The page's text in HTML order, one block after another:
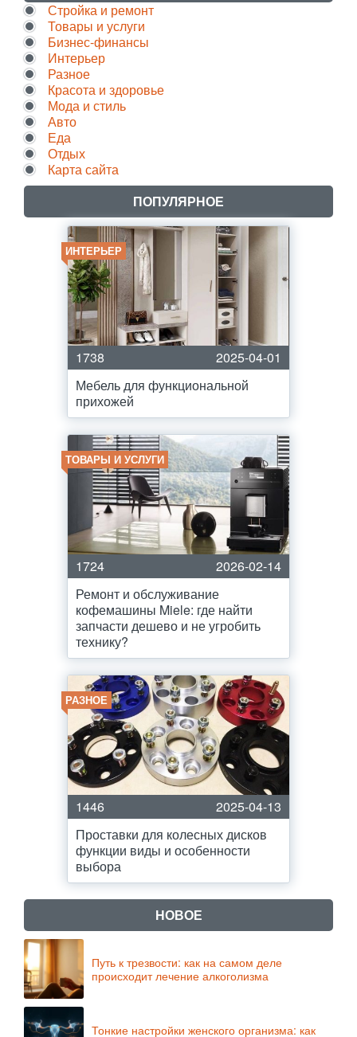
Стройка и ремонт
Товары и услуги
Бизнес-финансы
Интерьер
Разное
Красота и здоровье
Мода и стиль
Авто
Еда
Отдых
Карта сайта
ПОПУЛЯРНОЕ
ИНТЕРЬЕР
1738
2025-04-01
Мебель для функциональной
прихожей
ТОВАРЫ И УСЛУГИ
1724
2026-02-14
Ремонт и обслуживание
кофемашины Miele: где найти
запчасти дешево и не угробить
технику?
РАЗНОЕ
1446
2025-04-13
Проставки для колесных дисков
функции виды и особенности
выбора
НОВОЕ
Путь к трезвости: как на самом деле
происходит лечение алкоголизма
Тонкие настройки женского организма: как